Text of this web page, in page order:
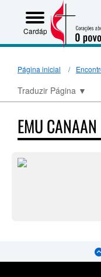
Cardápio
Página inicial
Traduzir Página ▼
EMU CANAAN